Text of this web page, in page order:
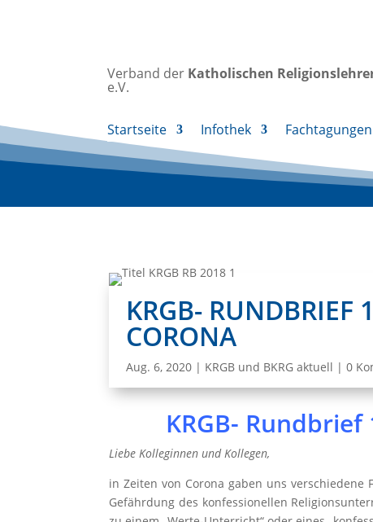
Verband der Katholischen
e.V.
Startseite Infothek Fachtagungen
KRGB- RUNDBRIEF
CORONA
Aug. 6, 2020 | KRGB und BKRG aktuell |0
KRGB-
Liebe Kolleginnen und Kollegen,
in Zeiten von Corona gaben uns verschiedene
Gefährdung des konfessionellen